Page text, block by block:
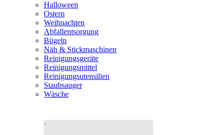
Halloween
Ostern
Weihnachten
Abfallentsorgung
Bügeln
Näh & Stickmaschinen
Reinigungsgeräte
Reinigungsmittel
Reinigungsutensilien
Staubsauger
Wäsche